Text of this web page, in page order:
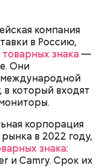
компания
в Россию,
знака—
Они
в который входят
корпорация
в 2022 году,
знака:
и Camry. Срок их
с 1983 года.
европейских